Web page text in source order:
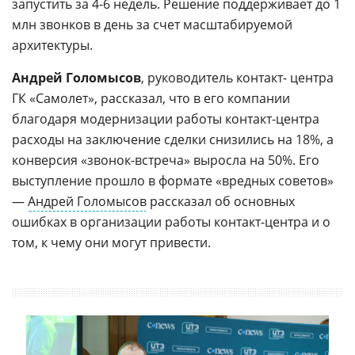
запустить за 4-6 недель. Решение поддерживает до 1
млн звонков в день за счет масштабируемой
архитектуры.
Андрей Голомысов, руководитель контакт- центра
ГК «Самолет», рассказал, что в его компании
благодаря модернизации работы контакт-центра
расходы на заключение сделки снизились на 18%, а
конверсия «звонок-встреча» выросла на 50%. Его
выступление прошло в формате «вредных советов»
—Андрей Голомысов рассказал об основных
ошибках в организации работы контакт-центра и о
том, к чему они могут привести.